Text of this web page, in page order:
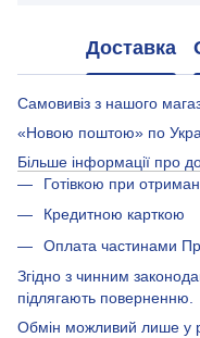
Доставка
Самовивіз з нашого
«Новою поштою» по
Більше інформації про
Готівкою при
Кредитною карткою
Оплата частинами
Згідно з чинним
підлягають поверненню.
Обмін можливий лише у